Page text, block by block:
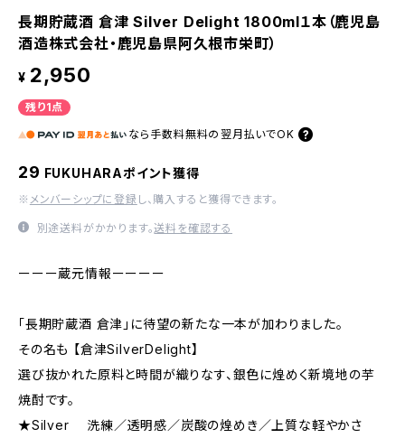
長期貯蔵酒 倉津 Silver Delight 1800ml１本（鹿児島
酒造株式会社・鹿児島県阿久根市栄町）
¥ 2,950
残り1点
なら 手数料無料の 翌月払いでOK
29 FUKUHARAポイント獲得
※ メンバーシップに登録 し、購入すると獲得できます。
別途送料がかかります。送料を確認する
ーーー蔵元情報ーーーー
「長期貯蔵酒 倉津」に待望の新たな一本が加わりました。
その名も 【倉津SilverDelight】
選び抜かれた原料と時間が織りなす、銀色に煌めく新境地の芋
焼酎です。
★Silver 洗練／透明感／炭酸の煌めき／上質な軽やかさ